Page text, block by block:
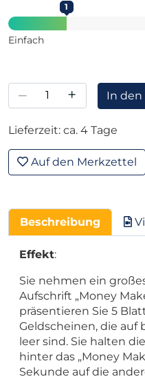
1
Einfach
– + In den
Lieferzeit: ca. 4 Tage
Auf den Merkzettel
Beschreibung
Effekt:
Sie nehmen ein
Aufschrift „Money
präsentieren Sie 5
Geldscheinen, die auf
leer sind. Sie halten
hinter das „Money
Sekunde auf die